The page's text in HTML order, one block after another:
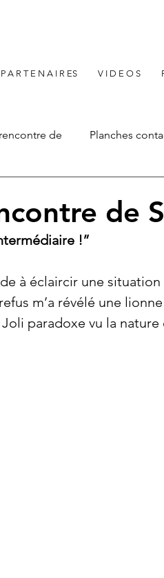
P A R T E N A I R ES V I D E O S
de Planches
de
!”
à éclaircir une
m’a révélé une
Joli paradoxe vu la